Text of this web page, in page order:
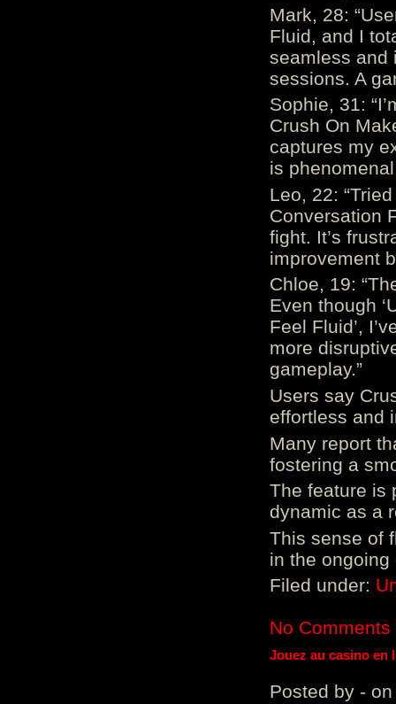
Mark, 28:
Fluid, and I
seamless and
sessions. A
Sophie, 31:
Crush On
captures my
is
Leo, 22:
Conversation
fight. It’s
improvement
Chloe, 19:
Even though
Feel Fluid’,
more
gameplay.”
Users say
effortless and
Many report
fostering a
The feature is
dynamic as a
This sense of
in the ongoing
Filed under:
No Comments
Jouez au casino en
Posted by - on